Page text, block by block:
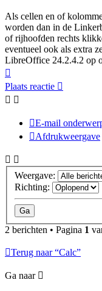
Als cellen en of
worden dan in de
of rijhoofden rechts
eventueel ook als extra
LibreOffice 24.2.4.2 op
Plaats reactie
E-mail
Afdrukweergave
Weergave:
Richting:
2 berichten • Pagina 1
Terug naar “Calc”
Ga naar